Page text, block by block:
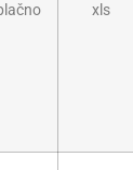
xls